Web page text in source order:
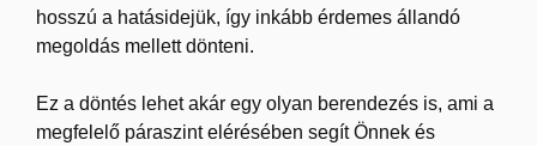
hosszú a hatásidejük, így inkább érdemes állandó
megoldás mellett dönteni.
Ez a döntés lehet akár egy olyan berendezés is, ami a
megfelelő páraszint elérésében segít Önnek és